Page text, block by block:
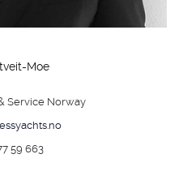
Moe
Service Norway
59 663